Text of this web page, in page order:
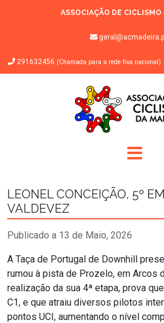
ASSOCIAÇÃO DE CICLISMO
291632456 (Chamada para a rede fixa nacional)
LEONEL CONCEIÇÃO, 5º
VALDEVEZ
Publicado a 13 de Maio, 2026
A Taça de Portugal de Downhill
rumou à pista de Prozelo, em Arcos
realização da sua 4ª etapa, prova
C1, e que atraiu diversos pilotos
pontos UCI, aumentando o nível